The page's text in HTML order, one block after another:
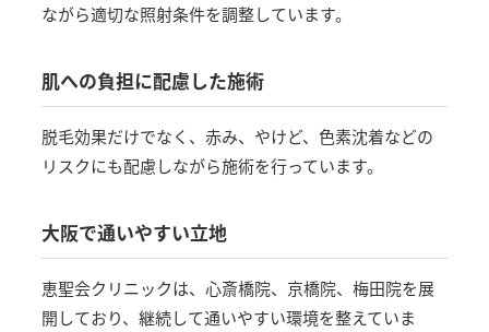
ながら適切な照射条件を調整しています。
肌への負担に配慮した施術
脱毛効果だけでなく、赤み、やけど、色素沈着などの
リスクにも配慮しながら施術を行っています。
大阪で通いやすい立地
恵聖会クリニックは、心斎橋院、京橋院、梅田院を展
開しており、継続して通いやすい環境を整えていま